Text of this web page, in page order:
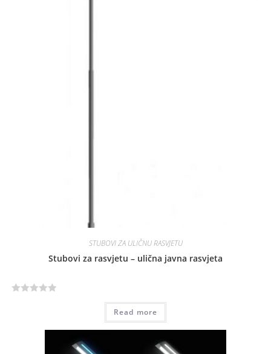
STUBOVI ZA ULIČNU RASVJETU
Stubovi za rasvjetu – ulična javna rasvjeta
Read more